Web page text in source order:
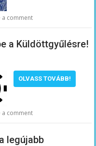
a comment
a Küldöttgyűlésre!
OLVASS TOVÁBB!
a comment
legújabb